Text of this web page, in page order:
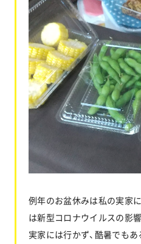
例年のお盆休みは私の実家
は新型コロナウイルスの影
実家には行かず、酷暑でも
関連企
新着情報
ブログ
採用情報